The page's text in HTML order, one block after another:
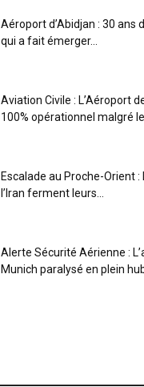
Aéroport d’Abidjan : 30 ans
qui a fait émerger...
Aviation Civile : L’Aéroport
100% opérationnel malgré
Escalade au Proche-Orient :
l’Iran ferment leurs...
Alerte Sécurité Aérienne :
Munich paralysé en plein